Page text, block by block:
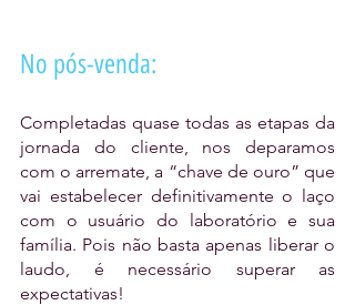
No pós-venda:
Completadas quase todas as etapas da
jornada do cliente, nos deparamos
com o arremate, a “chave de ouro” que
vai estabelecer definitivamente o laço
com o usuário do laboratório e sua
família. Pois não basta apenas liberar o
laudo, é necessário superar as
expectativas!